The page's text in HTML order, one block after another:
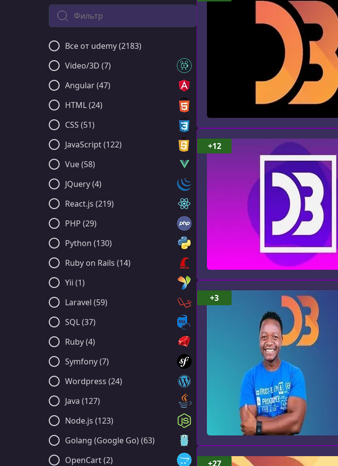
Поиск по категории
Все от udemy (2183)
Video/3D (7)
Angular (47)
HTML (24)
CSS (51)
JavaScript (122)
Vue (58)
JQuery (4)
React.js (219)
PHP (29)
Python (130)
Ruby on Rails (14)
Yii (1)
Laravel (59)
SQL (37)
Ruby (4)
Symfony (7)
Wordpress (24)
Java (127)
Node.js (123)
Golang (Google Go) (63)
OpenCart (2)
+12
+3
+27